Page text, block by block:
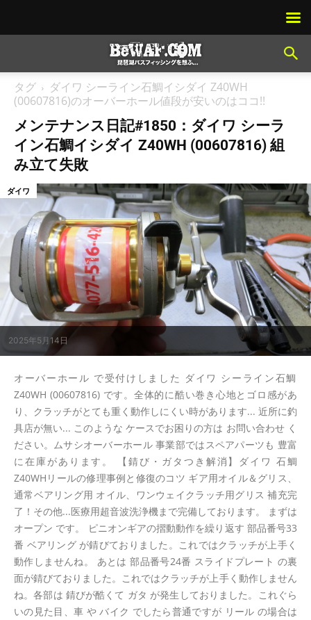
タグ
ダイワ シーライン石鯛イシダイ Z40WH
(00607816)のオーバーホール値段が安いのはココ!!
メンテナンス日記#1850：ダイワ シーラ
イン石鯛イシダイ Z40WH (00607816) 組
み立て失敗
2025年5月14日
ダイワ
オーバーホール で受付けしました ダイワ シーライン石鯛
Z40WH (00607816) です。全体的に酷い巻き心地とゴロ感があ
り、クラッチがとても重く動作しにくい時があります... 近所に釣
具店が無い... このような ケースでお困りの方は お問い合わせ く
ださい。ムサシオーバーホール 事業部ではスペアパーツも 豊富
に在庫があります。 【錆び・ガタつき解消】ダイワ 石鯛
Z40WHリールの修理事例と修復のコツ ギア用オイル＆グリス、
通常ベアリング用 オイル、ワンウェイクラッチ用グリス 補充完
了！その他...医療用超音波洗浄機まで完備しております。 まずは
オープン です。 ピニオンギアの摺動動作を繰り返す 部品番号33
番 ベアリング が錆びておりました。これではクラッチが上手く
動作しませんね。 あとは 部品番号24番 スライドプレート の裏
面が錆びておりました。これではクラッチが上手く動作しません
ね。各部は 錆びが酷くて ガタ が発生しておりました。これぐら
いの見た目、車 や バイク でしたら普通ですが リール の場合は